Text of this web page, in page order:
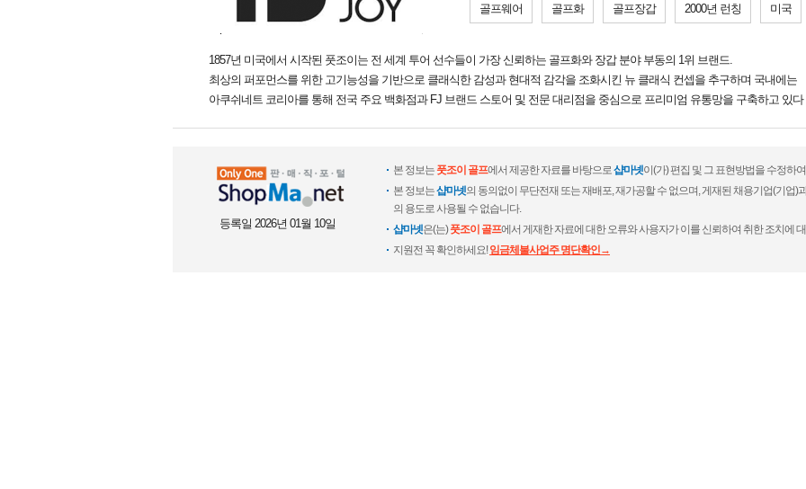
골프웨어 골프화 골프장갑 2000년 런칭 미국
1857년 미국에서 시작된 풋조이는 전 세계 투어 선수들이 가장 신뢰하는 골프화와 장갑 분야 부동의 1위 브랜드.
최상의 퍼포먼스를 위한 고기능성을 기반으로 클래식한 감성과 현대적 감각을 조화시킨 뉴 클래식 컨셉을 추구하며 국내에는
아쿠쉬네트 코리아를 통해 전국 주요 백화점과 FJ 브랜드 스토어 및 전문 대리점을 중심으로 프리미엄 유통망을 구축하고 있다
등록일 2026년 01월 10일
본 정보는 풋조이 골프에서 제공한 자료를 바탕으로샵마넷이(가) 편집 및 그 표현방법을 수정하
본 정보는샵마넷의 동의없이 무단전재 또는 재배포, 재가공할 수 없으며, 게재된 채용기업(기업)
의 용도로 사용될 수 없습니다.
샵마넷은(는)풋조이 골프에서 게재한 자료에 대한 오류와 사용자가 이를 신뢰하여 취한 조치에
지원전 꼭 확인하세요!임금체불사업주 명단확인→